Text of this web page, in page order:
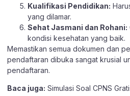
Kualifikasi Pendidikan:
yang dilamar.
Sehat Jasmani dan Rohani:
kondisi kesehatan yang baik.
Memastikan semua dokumen dan
pendaftaran dibuka sangat krusial
pendaftaran.
Baca juga: Simulasi Soal CPNS